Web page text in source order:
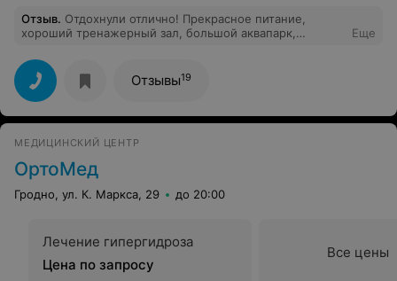
Отзыв. Отдохнули отлично! Прекрасное питание,
хороший тренажерный зал, большой аквапарк,
Утром ходила на аквааэробику, вечером на пилатес.
Тренера очень терпеливые и приятные, хорошо знают
свое дело. Бассейн очень просторный. Тут вы
сможете позаботиться о своем здоровье и прекрасно
провести время, а уедете вы от сюда с хорошим
вспоминать эту поездку..
Еще
Отзывы19
МЕДИЦИНСКИЙ ЦЕНТР
ОртоМед
Гродно, ул. К. Маркса, 29 до 20:00
Лечение гипергидроза
Цена по запросу
Все цены